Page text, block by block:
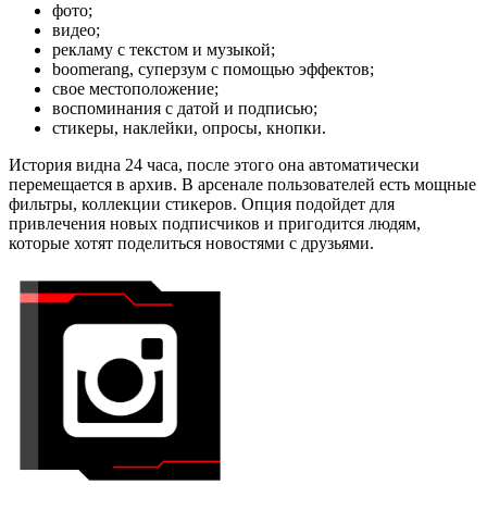
фото;
видео;
рекламу с текстом и музыкой;
boomerang, суперзум с помощью эффектов;
свое местоположение;
воспоминания с датой и подписью;
стикеры, наклейки, опросы, кнопки.
История видна 24 часа, после этого она автоматически
перемещается в архив. В арсенале пользователей есть мощные
фильтры, коллекции стикеров. Опция подойдет для
привлечения новых подписчиков и пригодится людям,
которые хотят поделиться новостями с друзьями.